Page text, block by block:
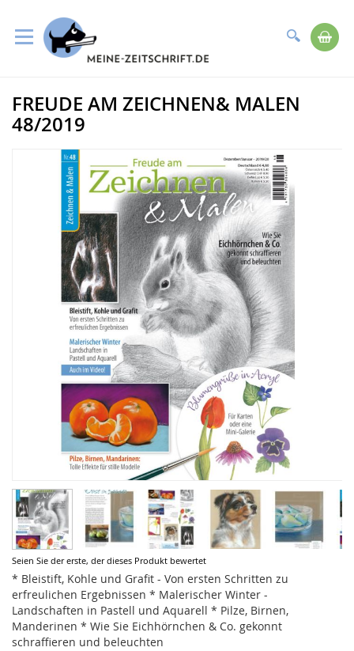
Suche
zum
Inhalt
Seien Sie der erste, der dieses Produkt bewertet
* Bleistift, Kohle und Grafit - Von ersten Schritten zu
erfreulichen Ergebnissen * Malerischer Winter -
Landschaften in Pastell und Aquarell * Pilze, Birnen,
Manderinen * Wie Sie Eichhörnchen & Co. gekonnt
schraffieren und beleuchten
Zum
Ende
der
Bildergalerie
FREUDE AM ZEICHNEN& MALEN
48/2019
Zum
Anfang
der
Bildergalerie
springen